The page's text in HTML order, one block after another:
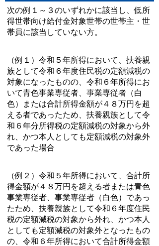
次の例１～３のいずれかに該当し、低所
得世帯向け給付金対象世帯の世帯主・世
帯員に該当していない方。
（例１）令和５年所得において、扶養親
族として令和６年度住民税の定額減税の
対象になったものの、令和６年所得にお
いて青色事業専従者、事業専従者（白
色）または合計所得金額が４８万円を超
える者であったため、扶養親族として令
和６年分所得税の定額減税の対象から外
れ、かつ本人としても定額減税の対象外
であった場合
（例２） 令和５年所得において、合計所
得金額が４８万円を超える者または青色
事業専従者、事業専従者（白色）であっ
たため、扶養親族として令和６年度住民
税の定額減税の対象から外れ、かつ本人
としても定額減税の対象外となったもの
の、令和６年所得において合計所得金額